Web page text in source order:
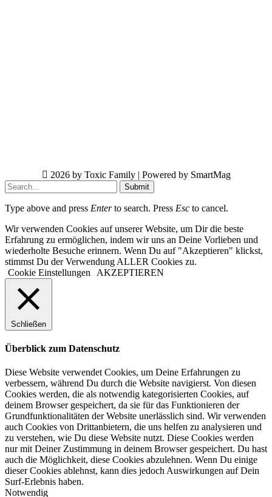
2026 by Toxic Family | Powered by SmartMag
Submit
Type above and press Enterto search. Press Esc to cancel.
Wir verwenden Cookies auf unserer Website, um Dir die beste
Erfahrung zu ermöglichen, indem wir uns an Deine Vorlieben und
wiederholte Besuche erinnern. Wenn Du auf "Akzeptieren" klickst,
stimmst Du der Verwendung ALLER Cookies zu.
Cookie Einstellungen
AKZEPTIEREN
Schließen
Überblick zum Datenschutz
Diese Website verwendet Cookies, um Deine Erfahrungen zu
verbessern, während Du durch die Website navigierst. Von diesen
Cookies werden, die als notwendig kategorisierten Cookies, auf
deinem Browser gespeichert, da sie für das Funktionieren der
Grundfunktionalitäten der Website unerlässlich sind. Wir verwenden
auch Cookies von Drittanbietern, die uns helfen zu analysieren und
zu verstehen, wie Du diese Website nutzt. Diese Cookies werden
nur mit Deiner Zustimmung in deinem Browser gespeichert. Du hast
auch die Möglichkeit, diese Cookies abzulehnen. Wenn Du einige
dieser Cookies ablehnst, kann dies jedoch Auswirkungen auf Dein
Surf-Erlebnis haben.
Notwendig